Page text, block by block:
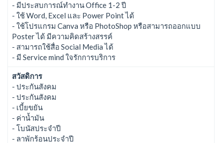
- มีประสบการณ์ทำงาน Office 1-2 ปี
- ใช้ Word, Excel และ Power Point ได้
- ใช้โปรแกรม Canva หรือ PhotoShop หรือสามารถออกแบบ
Poster ได้ มีความคิดสร้างสรรค์
- สามารถใช้สื่อ Social Media ได้
- มี Service mind ใจรักการบริการ
สวัสดิการ
- ประกันสังคม
- ประกันสังคม
- เบี้ยขยัน
- ค่าน้ำมัน
- โบนัสประจำปี
- ลาพักร้อนประจำปี